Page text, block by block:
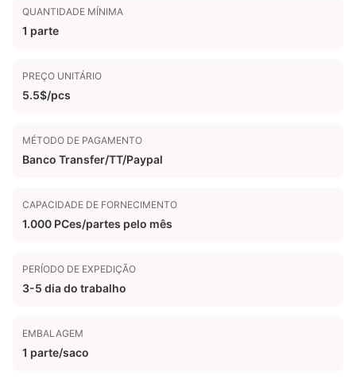
QUANTIDADE MÍNIMA
1 parte
PREÇO UNITÁRIO
5.5$/pcs
MÉTODO DE PAGAMENTO
Banco Transfer/TT/Paypal
CAPACIDADE DE FORNECIMENTO
1.000 PCes/partes pelo mês
PERÍODO DE EXPEDIÇÃO
3-5 dia do trabalho
EMBALAGEM
1 parte/saco